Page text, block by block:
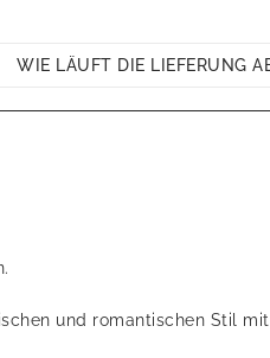
WIE LÄUFT DIE LIEFERUNG
und romantischen Stil